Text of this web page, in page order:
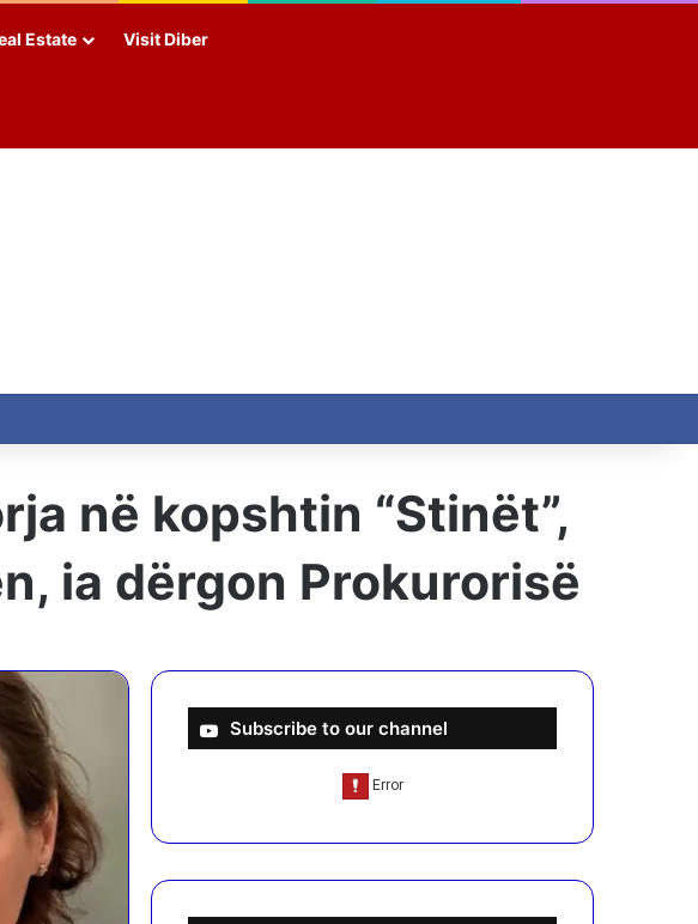
Estate Visit Diber
a Coffee
në kopshtin “Stinët”,
ia dërgon Prokurorisë
Subscribe to our channel